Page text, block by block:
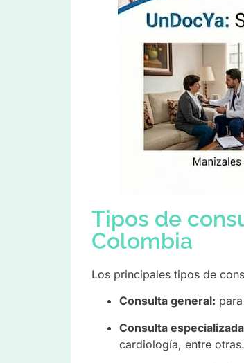
Tipos de
Colombia
Los principales tipos de
Consulta general:
Consulta
cardiología, entre otras.